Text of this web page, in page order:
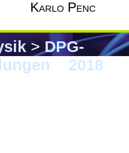
Karlo Penc
>DPG-
2018